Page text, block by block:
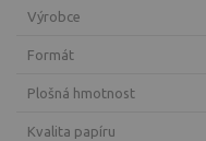
Výrobce
Formát
Plošná hmotnost
Kvalita papíru